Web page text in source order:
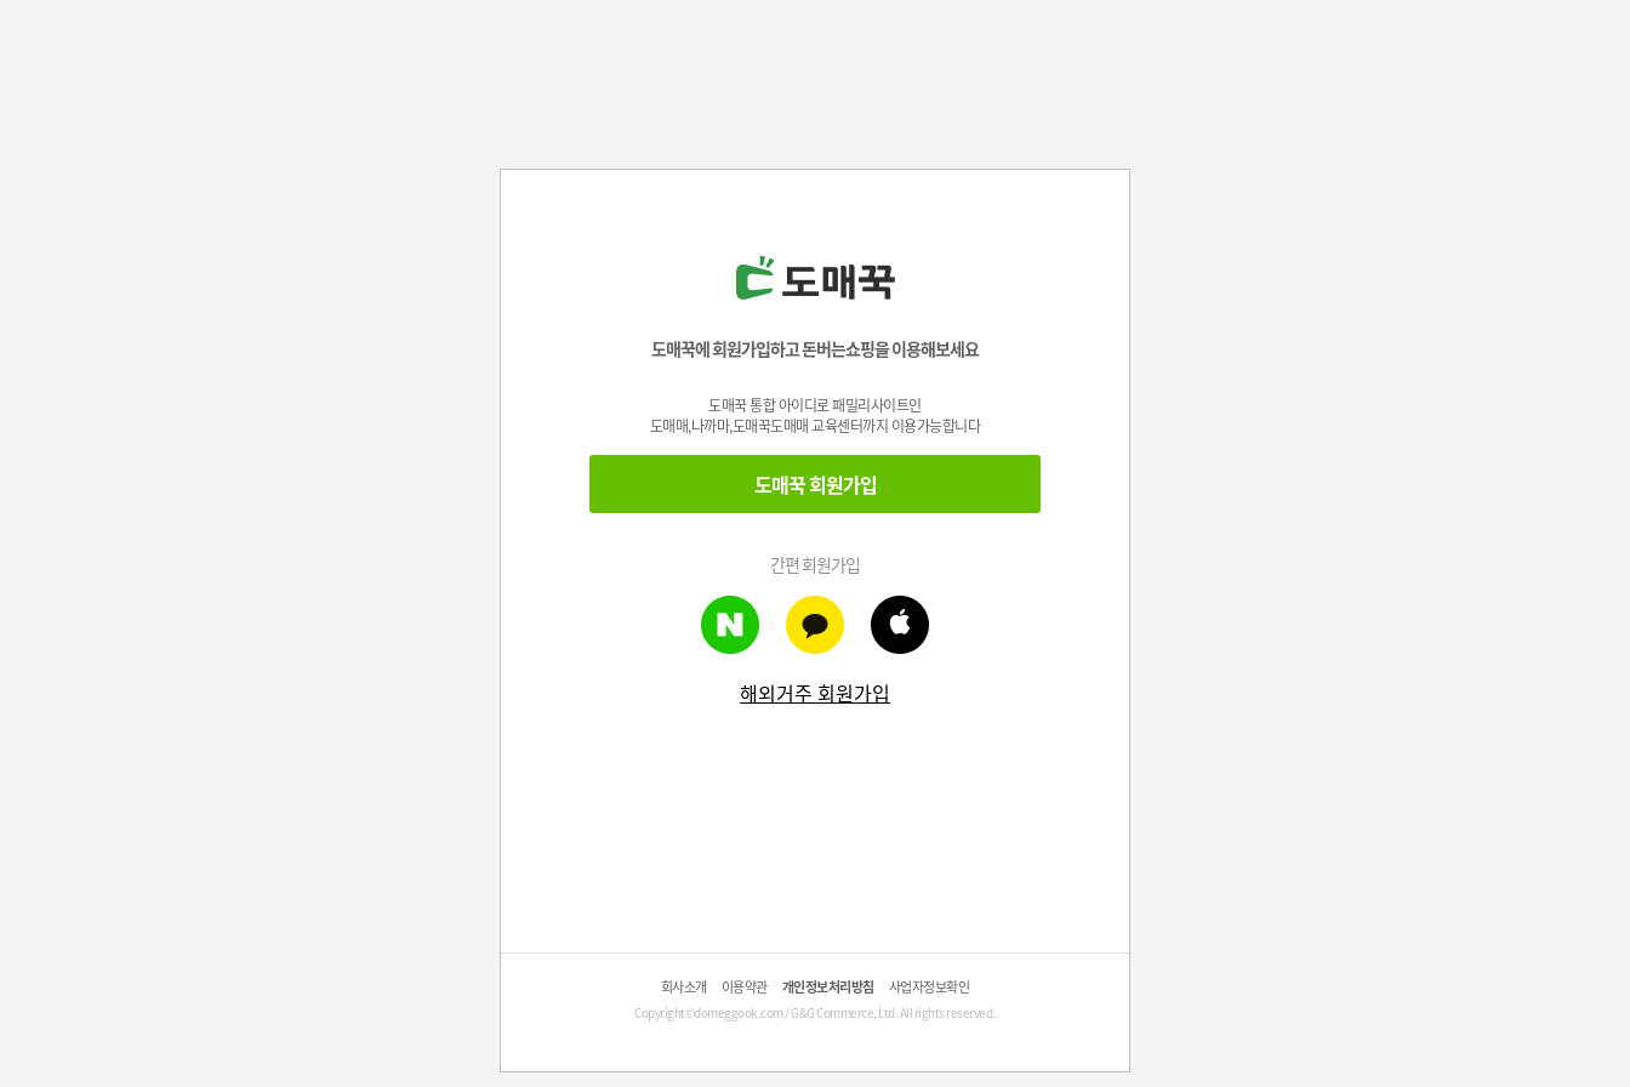
도매꾹에 회원가입하고 돈버는쇼핑을 이용해보세요
도매꾹 통합 아이디로 패밀리사이트인
도매매,나까마,도매꾹도매매 교육센터까지 이용가능합니다
도매꾹 회원가입
간편 회원가입
해외거주 회원가입
회사소개 이용약관 개인정보처리방침 사업자정보확인
Copyright©domeggook.com / G&G Commerce, Ltd. All rights reserved.